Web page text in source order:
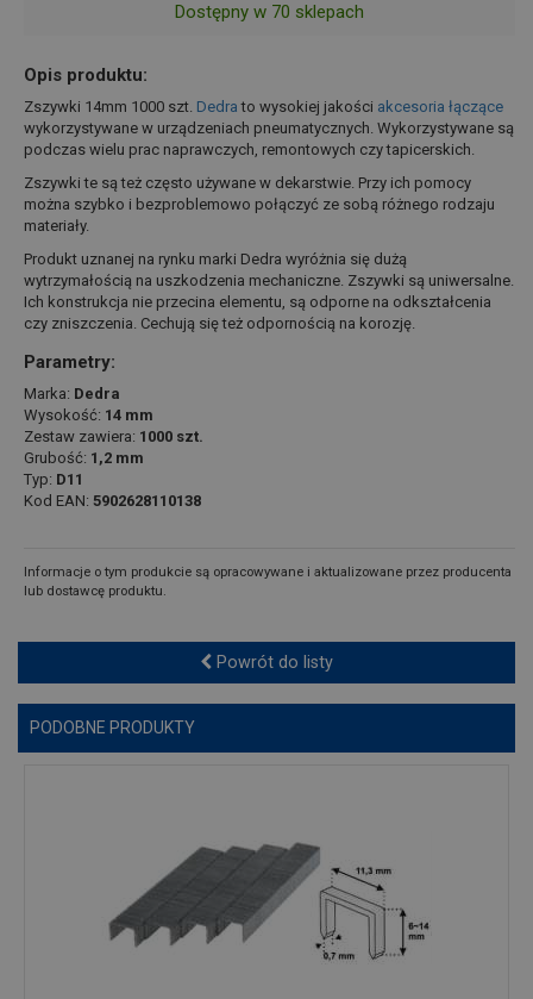
Dostępny w 70 sklepach
Opis produktu:
Zszywki 14mm 1000 szt. Dedra to wysokiej jakości akcesoria łączące
wykorzystywane w urządzeniach pneumatycznych. Wykorzystywane są
podczas wielu prac naprawczych, remontowych czy tapicerskich.
Zszywki te są też często używane w dekarstwie. Przy ich pomocy
można szybko i bezproblemowo połączyć ze sobą różnego rodzaju
materiały.
Produkt uznanej na rynku marki Dedra wyróżnia się dużą
wytrzymałością na uszkodzenia mechaniczne. Zszywki są uniwersalne.
Ich konstrukcja nie przecina elementu, są odporne na odkształcenia
czy zniszczenia. Cechują się też odpornością na korozję.
Parametry:
Marka: Dedra
Wysokość: 14 mm
Zestaw zawiera: 1000 szt.
Grubość: 1,2 mm
Typ: D11
Kod EAN: 5902628110138
Informacje o tym produkcie są opracowywane i aktualizowane przez producenta
lub dostawcę produktu.
Powrót do listy
PODOBNE PRODUKTY